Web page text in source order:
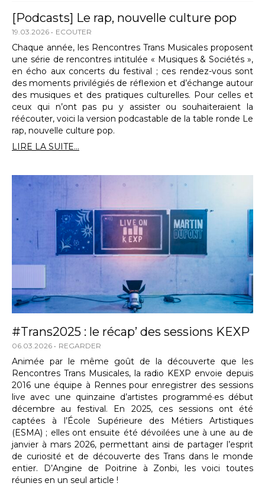
[Podcasts] Le rap, nouvelle culture pop
19.03.2026 ECOUTER
Chaque année, les Rencontres Trans Musicales proposent
une série de rencontres intitulée « Musiques & Sociétés »,
en écho aux concerts du festival ; ces rendez-vous sont
des moments privilégiés de réflexion et d’échange autour
des musiques et des pratiques culturelles. Pour celles et
ceux qui n’ont pas pu y assister ou souhaiteraient la
réécouter, voici la version podcastable de la table ronde Le
rap, nouvelle culture pop.
LIRE LA SUITE...
#Trans2025 : le récap’ des sessions KEXP
06.03.2026 REGARDER
Animée par le même goût de la découverte que les
Rencontres Trans Musicales, la radio KEXP envoie depuis
2016 une équipe à Rennes pour enregistrer des sessions
live avec une quinzaine d’artistes programmé·es début
décembre au festival. En 2025, ces sessions ont été
captées à l’École Supérieure des Métiers Artistiques
(ESMA) ; elles ont ensuite été dévoilées une à une au de
janvier à mars 2026, permettant ainsi de partager l’esprit
de curiosité et de découverte des Trans dans le monde
entier. D’Angine de Poitrine à Zonbi, les voici toutes
réunies en un seul article !